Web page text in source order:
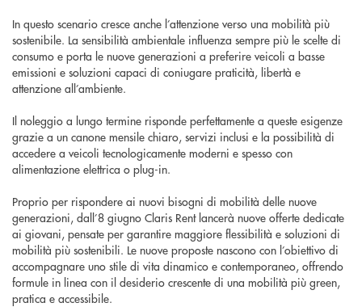
In questo scenario cresce anche l’attenzione verso una mobilità più
sostenibile. La sensibilità ambientale influenza sempre più le scelte di
consumo e porta le nuove generazioni a preferire veicoli a basse
emissioni e soluzioni capaci di coniugare praticità, libertà e
attenzione all’ambiente.
Il noleggio a lungo termine risponde perfettamente a queste esigenze
grazie a un canone mensile chiaro, servizi inclusi e la possibilità di
accedere a veicoli tecnologicamente moderni e spesso con
alimentazione elettrica o plug-in.
Proprio per rispondere ai nuovi bisogni di mobilità delle nuove
generazioni, dall’8 giugno Claris Rent lancerà nuove offerte dedicate
ai giovani, pensate per garantire maggiore flessibilità e soluzioni di
mobilità più sostenibili. Le nuove proposte nascono con l’obiettivo di
accompagnare uno stile di vita dinamico e contemporaneo, offrendo
formule in linea con il desiderio crescente di una mobilità più green,
pratica e accessibile.